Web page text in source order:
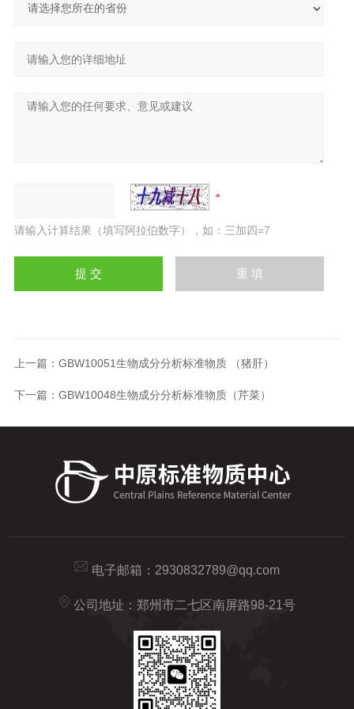
请输入计算结果（填写阿拉伯数字），如：三加四=7
上一篇： GBW10051生物成分分析标准物质 （猪肝）
下一篇： GBW10048生物成分分析标准物质（芹菜）
电子邮箱： 2930832789@qq.com
公司地址：郑州市二七区南屏路98-21号